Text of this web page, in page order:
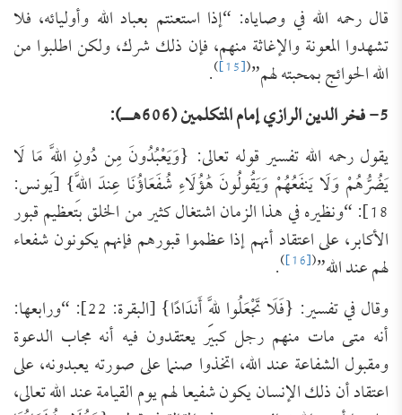
قال رحمه الله في وصاياه: “إذا استعنتم بعباد الله وأوليائه، فلا
تشهدوا المعونة والإغاثة منهم، فإن ذلك شرك، ولكن اطلبوا من
الله الحوائج بمحبته لهم”(
[15]
)
.
5- فخر الدين الرازي إمام المتكلمين (606هــ):
يقول رحمه الله تفسير قوله تعالى: {وَيَعْبُدُونَ مِن دُونِ اللَّهِ مَا لَا
يَضُرُّهُمْ وَلَا يَنفَعُهُمْ وَيَقُولُونَ هَٰؤُلَاءِ شُفَعَاؤُنَا عِندَ اللَّهِ} [يونس:
18]: “ونظيره في هذا الزمان اشتغال كثير من الخلق بتعظيم قبور
الأكابر، على اعتقاد أنهم إذا عظموا قبورهم فإنهم يكونون شفعاء
لهم عند الله”(
[16]
)
.
وقال في تفسير: {فَلَا تَجْعَلُوا لِلَّهِ أَندَادًا} [البقرة: 22]: “ورابعها:
أنه متى مات منهم رجل كبير يعتقدون فيه أنه مجاب الدعوة
ومقبول الشفاعة عند الله، اتخذوا صنما على صورته يعبدونه، على
اعتقاد أن ذلك الإنسان يكون شفيعا لهم يوم القيامة عند الله تعالى،